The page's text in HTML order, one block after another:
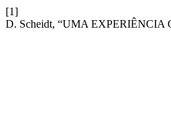
[1]
D. Scheidt, “UMA